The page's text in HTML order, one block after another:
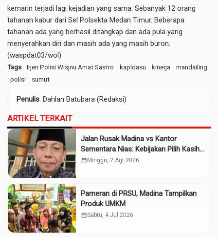
kemarin terjadi lagi kejadian yang sama. Sebanyak 12 orang
tahanan kabur dari Sel Polsekta Medan Timur. Beberapa
tahanan ada yang berhasil ditangkap dan ada pula yang
menyerahkan diri dan masih ada yang masih buron.
(waspdat03/wol)
Tags Irjen Polisi Wisjnu Amat Sastro kapldasu kinerja
mandailing
polisi
sumut
Penulis: Dahlan Batubara (Redaksi)
ARTIKEL TERKAIT
Jalan Rusak Madina vs Kantor
Sementara Nias: Kebijakan Pilih Kasih
Gubsu
calendar_month Minggu, 2 Agt 2026
Pameran di PRSU, Madina Tampilkan
Produk UMKM
calendar_monthSabtu, 4 Jul 2026